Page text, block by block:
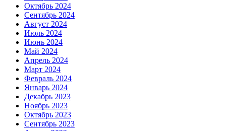
Октябрь 2024
Сентябрь 2024
Август 2024
Июль 2024
Июнь 2024
Май 2024
Апрель 2024
Март 2024
Февраль 2024
Январь 2024
Декабрь 2023
Ноябрь 2023
Октябрь 2023
Сентябрь 2023